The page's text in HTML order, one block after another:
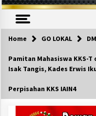
Home GO LOKAL
Pamitan Mahasiswa KKS-
Isak Tangis, Kades Erwis
Perpisahan KKS IAIN4